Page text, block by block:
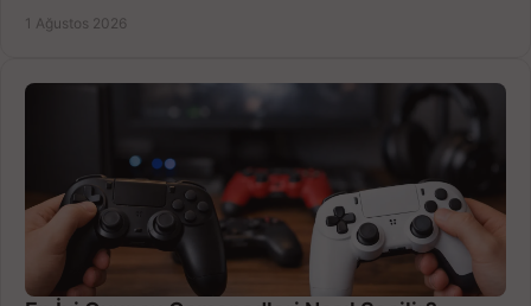
1 Ağustos 2026